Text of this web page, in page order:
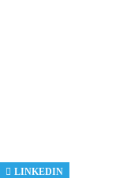
LINKEDIN